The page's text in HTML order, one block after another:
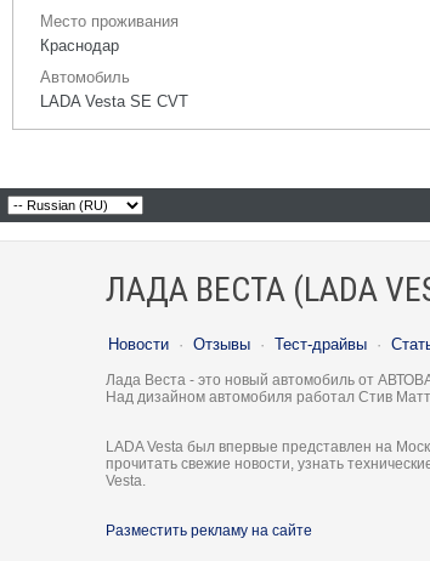
Место проживания
Краснодар
Автомобиль
LADA Vesta SE CVT
ЛАДА ВЕСТА (LADA
Новости · Отзывы · Тест-драйвы ·
Лада Веста - это новый автомобиль от
Над дизайном автомобиля работал Стив
LADA Vesta был впервые представлен на
прочитать свежие новости, узнать
Vesta.
Разместить рекламу на сайте